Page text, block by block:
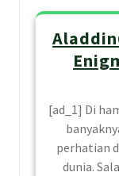
[ad_1] Di
perhatian
dunia.